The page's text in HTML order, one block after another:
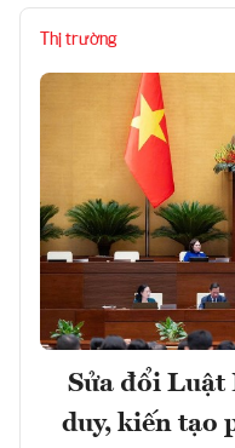
Thị trường
Sửa đổi
duy, kiến tạo